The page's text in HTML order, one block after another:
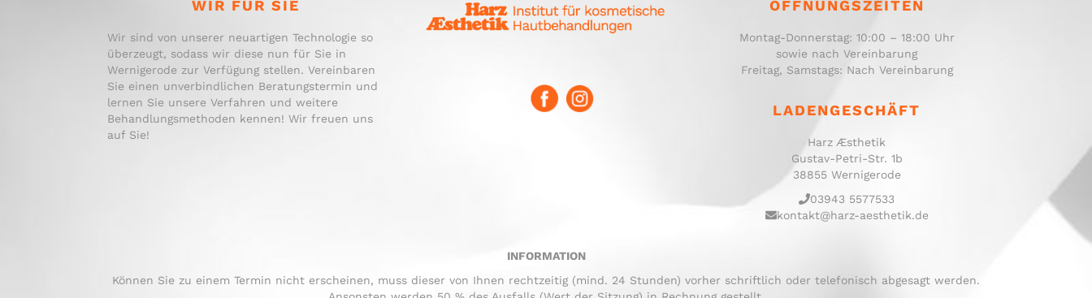
WIR FÜR SIE
Wir sind von unserer neuartigen Technologie so
überzeugt, sodass wir diese nun für Sie in
Wernigerode zur Verfügung stellen. Vereinbaren
Sie einen unverbindlichen Beratungstermin und
lernen Sie unsere Verfahren und weitere
Behandlungsmethoden kennen! Wir freuen uns
auf Sie!
ÖFFNUNGSZEITEN
Montag-Donnerstag: 10:00 – 18:00 Uhr
sowie nach Vereinbarung
Freitag, Samstags: Nach Vereinbarung
LADENGESCHÄFT
Harz Æsthetik
Gustav-Petri-Str. 1b
38855 Wernigerode
03943 5577533
kontakt@harz-aesthetik.de
INFORMATION
Können Sie zu einem Termin nicht erscheinen, muss dieser von Ihnen rechtzeitig (mind. 24 Stunden) vorher schriftlich oder telefonisch abgesagt werden.